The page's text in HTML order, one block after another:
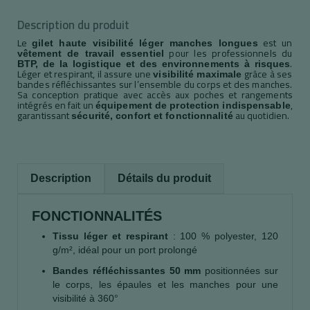
Description du produit
Legilet haute visibilité léger manches longues est un
vêtement de travail essentiel pour les professionnels du
BTP, de la logistique et des environnements à risques.
Léger et respirant, il assure unevisibilité maximale grâce à ses
bandes réfléchissantes sur l’ensemble du corps et des manches.
Sa conception pratique avec accès aux poches et rangements
intégrés en fait un équipement de protection indispensable,
garantissant sécurité, confort et fonctionnalité au quotidien.
Description Détails du produit
FONCTIONNALITÉS
Tissu léger et respirant: 100 % polyester, 120
g/m², idéal pour un port prolongé
Bandes réfléchissantes 50 mm positionnées sur
le corps, les épaules et les manches pour une
visibilité à 360°